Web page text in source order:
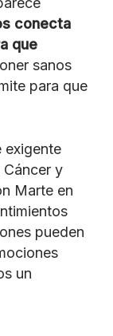
conecta
que
sanos
para que
exigente
Cáncer y
Marte en
pueden
un